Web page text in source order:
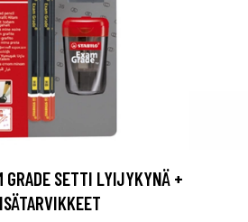
GRADE SETTI LYIJYKYNÄ +